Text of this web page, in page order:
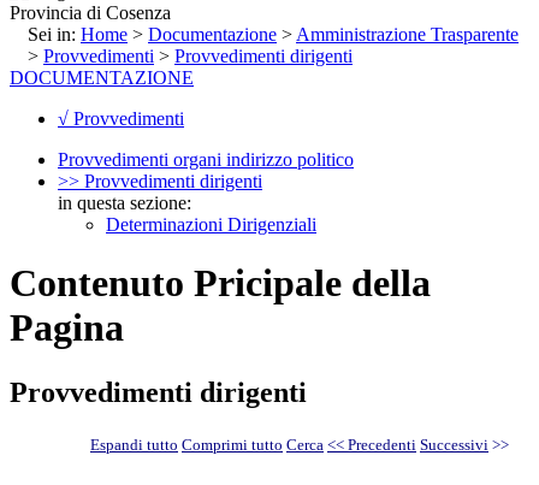
Provincia di Cosenza
Sei in: Home > Documentazione > Amministrazione Trasparente
> Provvedimenti > Provvedimenti dirigenti
DOCUMENTAZIONE
√ Provvedimenti
Provvedimenti organi indirizzo politico
>> Provvedimenti dirigenti
in questa sezione:
Determinazioni Dirigenziali
Contenuto Pricipale della
Pagina
Provvedimenti dirigenti
Espandi tutto Comprimi tutto Cerca << Precedenti Successivi >>